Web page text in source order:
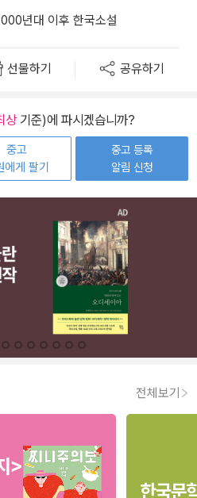
년대 이후 한국소설
선물하기 공유하기
상기준)에 파시겠습니까?
중고
에게 팔기
중고 등록
알림 신청
전체보기